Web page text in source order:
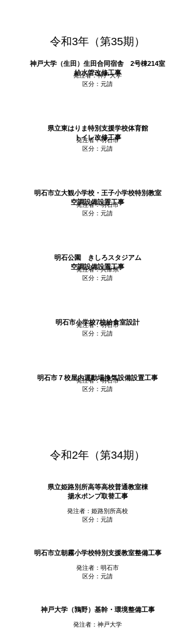
令和3年（第35期）
神戸大学（生田）生田合同宿舎 2号棟214室
給水管改修工事
発注者：神戸大学
区分：元請
県立東はりま特別支援学校体育館
トイレ改修工事
発注者：明石市
区分：元請
明石市立大観小学校・王子小学校特別教室
空調設備設置工事
発注者：明石市
区分：元請
明石公園 きしろスタジアム
空調設備設置工事
発注者：兵庫県
区分：元請
明石市小学校7校給食室設計
発注者：明石市
区分：元請
明石市７校屋内運動場換気設備設置工事
発注者：明石市
区分：元請
令和2年（第34期）
県立姫路別所高等高校普通教室棟
揚水ポンプ取替工事
発注者：姫路別所高校
区分：元請
明石市立朝霧小学校特別支援教室整備工事
発注者：明石市
区分：元請
神戸大学（鶉野）基幹・環境整備工事
発注者：神戸大学